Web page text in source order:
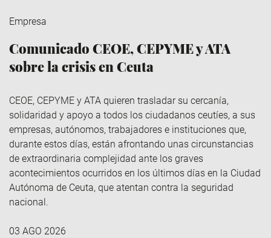
Empresa
Comunicado CEOE, CEPYME y ATA
sobre la crisis en Ceuta
CEOE, CEPYME y ATA quieren trasladar su cercanía,
solidaridad y apoyo a todos los ciudadanos ceutíes, a sus
empresas, autónomos, trabajadores e instituciones que,
durante estos días, están afrontando unas circunstancias
de extraordinaria complejidad ante los graves
acontecimientos ocurridos en los últimos días en la Ciudad
Autónoma de Ceuta, que atentan contra la seguridad
nacional.
03 AGO 2026